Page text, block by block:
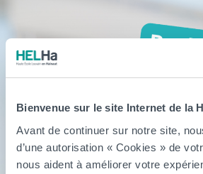
Bienvenue sur le site Internet de la
Avant de continuer sur notre site,
d’une autorisation « Cookies » de
nous aident à améliorer votre